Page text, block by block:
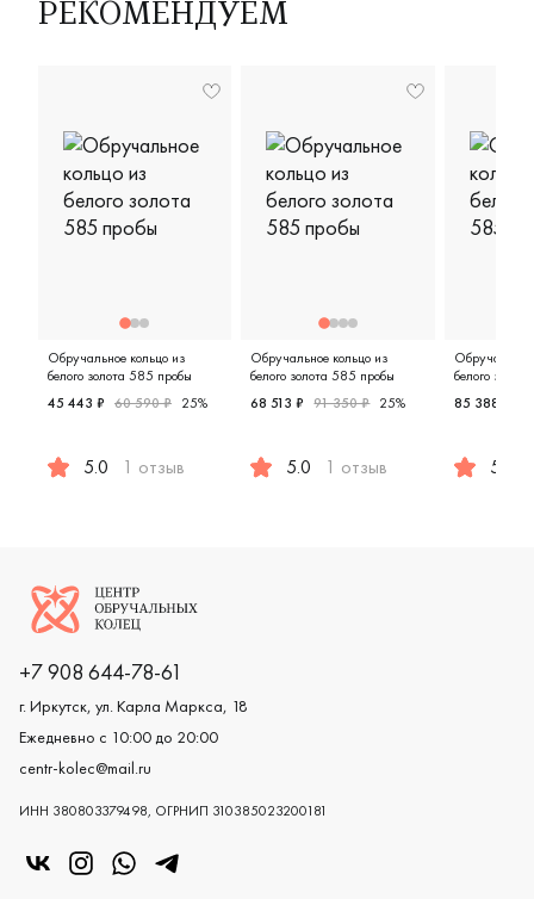
РЕКОМЕНДУЕМ
Обручальное кольцо из
белого золота 585 пробы
45 443 ₽ 60 590 ₽ 25%
5.0 1 отзыв
Обручальное кольцо из
белого золота 585 пробы
68 513 ₽ 91 350 ₽ 25%
5.0 1 отзыв
белого
85 388 ₽
5.0
Логотип компании
+7 908 644-78-61
г. Иркутск, ул. Карла Маркса, 18
Ежедневно с 10:00 до 20:00
centr-kolec@mail.ru
ИНН 380803379498, ОГРНИП 310385023200181
«Центр колец» в VK
«Центр колец» в Instagram
«Центр колец» в Whatsapp
«Центр колец» в Telegram